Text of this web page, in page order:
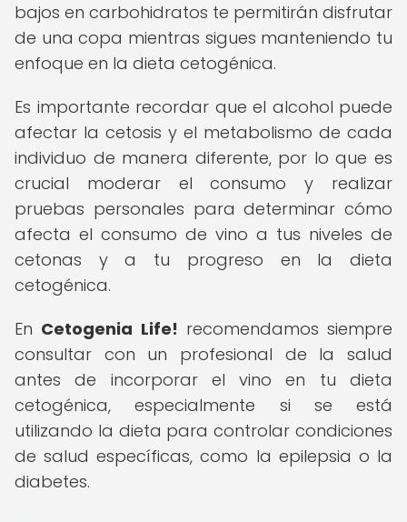
bajos en carbohidratos te permitirán disfrutar
de una copa mientras sigues manteniendo tu
enfoque en la dieta cetogénica.
Es importante recordar que el alcohol puede
afectar la cetosis y el metabolismo de cada
individuo de manera diferente, por lo que es
crucial moderar el consumo y realizar
pruebas personales para determinar cómo
afecta el consumo de vino a tus niveles de
cetonas y a tu progreso en la dieta
cetogénica.
En Cetogenia Life! recomendamos siempre
consultar con un profesional de la salud
antes de incorporar el vino en tu dieta
cetogénica, especialmente si se está
utilizando la dieta para controlar condiciones
de salud específicas, como la epilepsia o la
diabetes.